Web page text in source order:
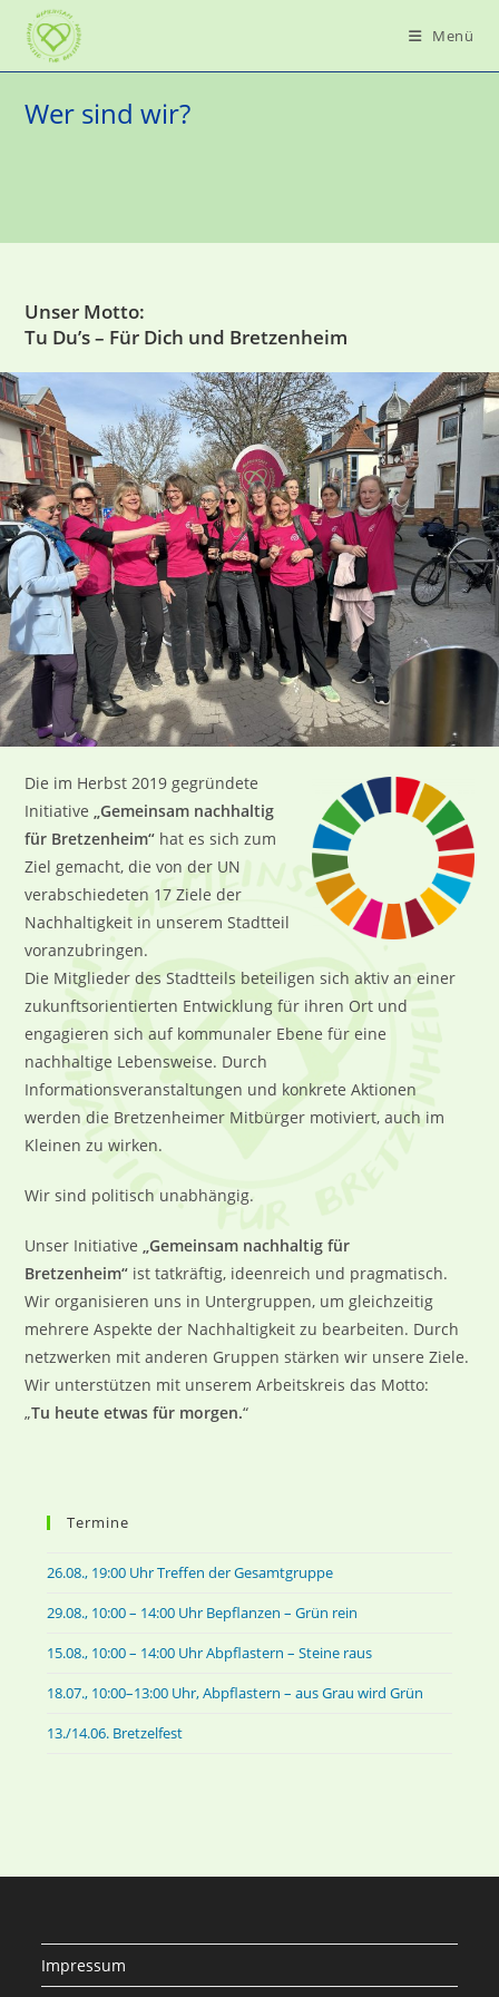
Inhalt
springen
Menü
Wer sind wir?
Unser Motto:
Tu Du’s – Für Dich und Bretzenheim
Die im Herbst 2019 gegründete
Initiative „Gemeinsam nachhaltig
für Bretzenheim“ hat es sich zum
Ziel gemacht, die von der UN
verabschiedeten 17 Ziele der
Nachhaltigkeit in unserem Stadtteil
voranzubringen.
Die Mitglieder des Stadtteils beteiligen sich aktiv an einer
zukunftsorientierten Entwicklung für ihren Ort und
engagieren sich auf kommunaler Ebene für eine
nachhaltige Lebensweise. Durch
Informationsveranstaltungen und konkrete Aktionen
werden die Bretzenheimer Mitbürger motiviert, auch im
Kleinen zu wirken.
Wir sind politisch unabhängig.
Unser Initiative „Gemeinsam nachhaltig für
Bretzenheim“ ist tatkräftig, ideenreich und pragmatisch.
Wir organisieren uns in Untergruppen, um gleichzeitig
mehrere Aspekte der Nachhaltigkeit zu bearbeiten. Durch
netzwerken mit anderen Gruppen stärken wir unsere Ziele.
Wir unterstützen mit unserem Arbeitskreis das Motto:
„Tu heute etwas für morgen.“
Termine
26.08., 19:00 Uhr Treffen der Gesamtgruppe
29.08., 10:00 – 14:00 Uhr Bepflanzen – Grün rein
15.08., 10:00 – 14:00 Uhr Abpflastern – Steine raus
18.07., 10:00–13:00 Uhr, Abpflastern – aus Grau wird Grün
13./14.06. Bretzelfest
Impressum